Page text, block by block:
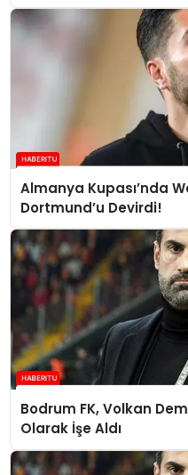
Almanya Kupası’nda
Dortmund’u Devirdi!
Bodrum FK, Volkan
Olarak İşe Aldı